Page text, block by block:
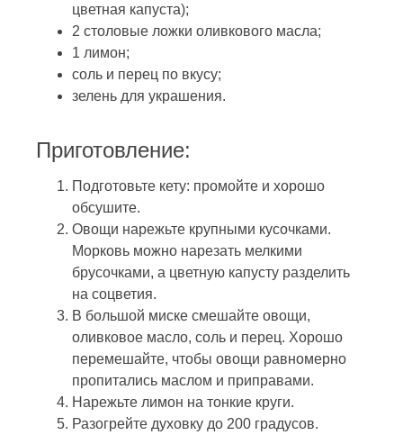
цветная капуста);
2 столовые ложки оливкового масла;
1 лимон;
соль и перец по вкусу;
зелень для украшения.
Приготовление:
Подготовьте кету: промойте и хорошо
обсушите.
Овощи нарежьте крупными кусочками.
Морковь можно нарезать мелкими
брусочками, а цветную капусту разделить
на соцветия.
В большой миске смешайте овощи,
оливковое масло, соль и перец. Хорошо
перемешайте, чтобы овощи равномерно
пропитались маслом и приправами.
Нарежьте лимон на тонкие круги.
Разогрейте духовку до 200 градусов.